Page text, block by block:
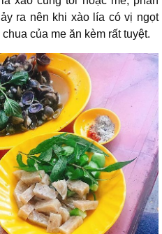
ra nên khi xào lía có vị ngọt
của me ăn kèm rất tuyệt.